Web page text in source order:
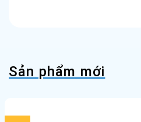
Sản phẩm mới